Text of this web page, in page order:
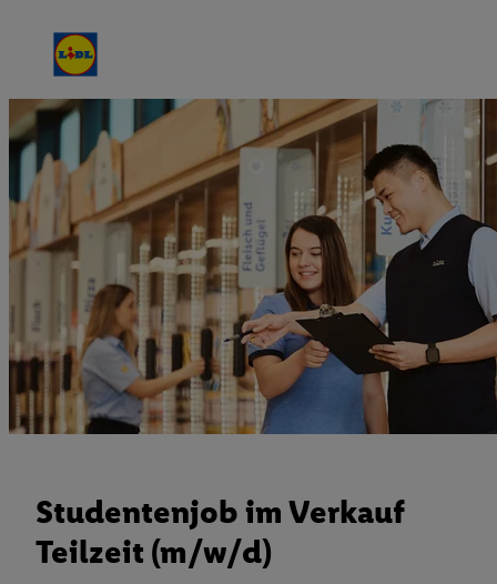
Studentenjob im Verkauf
Teilzeit (m/w/d)